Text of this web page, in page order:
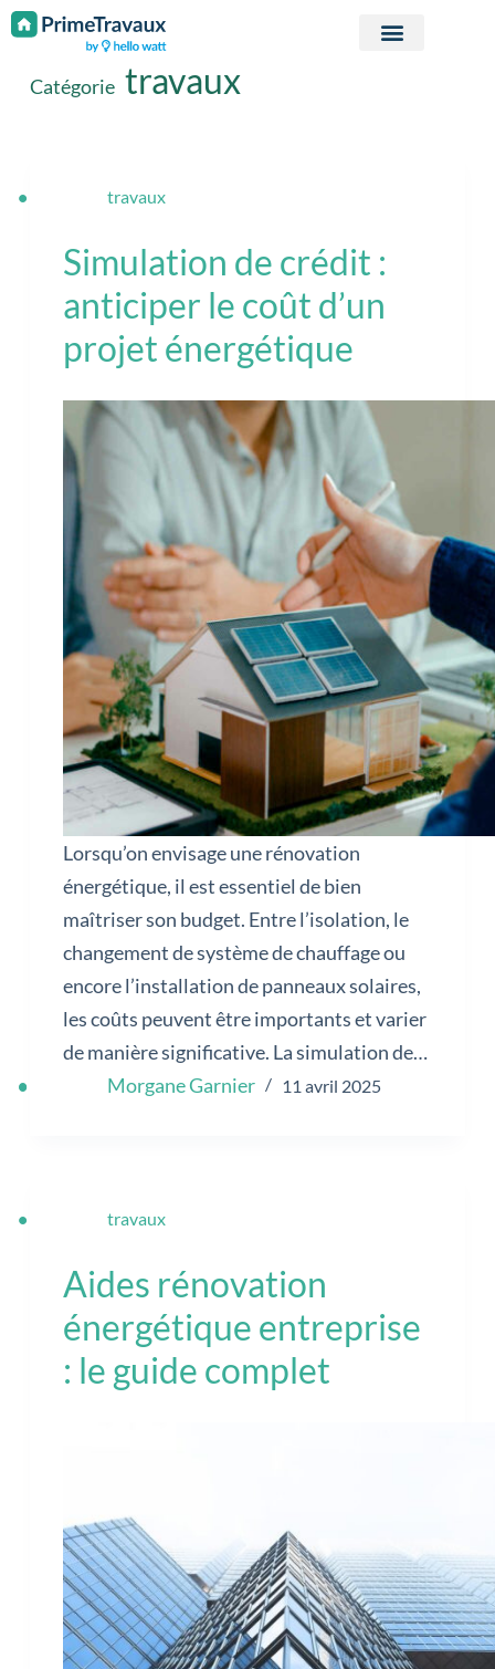
Passer au contenu
Catégorie travaux
travaux
Simulation de crédit :
anticiper le coût d’un
projet énergétique
Lorsqu’on envisage une rénovation
énergétique, il est essentiel de bien
maîtriser son budget. Entre l’isolation, le
changement de système de chauffage ou
encore l’installation de panneaux solaires,
les coûts peuvent être importants et varier
de manière significative. La simulation de…
Morgane Garnier
11 avril 2025
travaux
Aides rénovation
énergétique entreprise
: le guide complet